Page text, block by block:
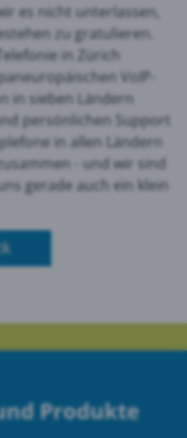
es nicht unterlassen,
zu gratulieren.
in Zürich
VoIP-
in sieben Ländern
persönlichen Support
in allen Ländern
- und wir sind
gerade auch ein klein
Produkte